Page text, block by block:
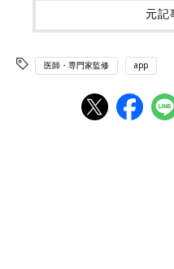
元記
医師・専門家監修 app